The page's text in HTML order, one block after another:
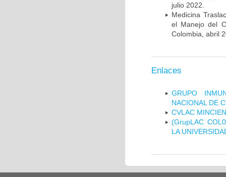
julio 2022.
Medicina
el Manejo del
Colombia, abril
Enlaces
GRUPO
NACIONAL DE
CVLAC
(GrupLAC
LA